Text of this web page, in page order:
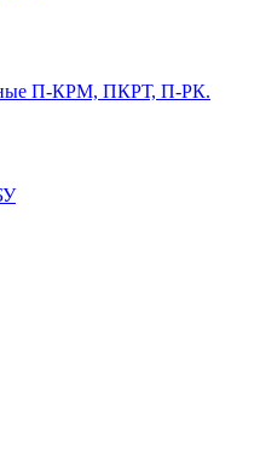
П-КРМ, ПКРТ, П-РК.